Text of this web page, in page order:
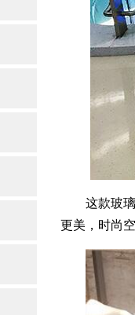
这款玻璃
更美，时尚